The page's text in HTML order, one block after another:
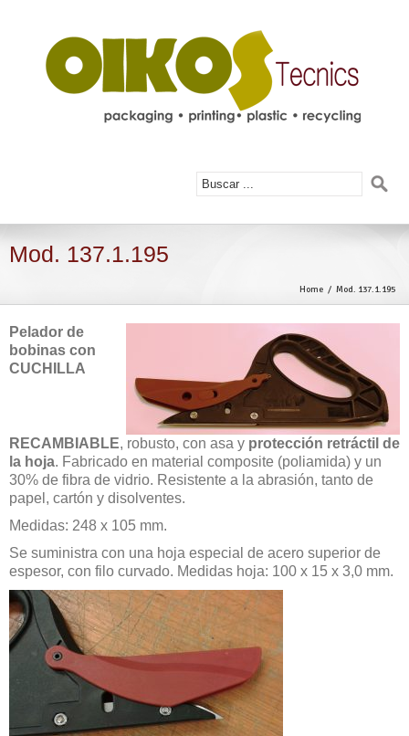
Mod. 137.1.195
Home Mod. 137.1.195
Pelador de
bobinas con
CUCHILLA
RECAMBIABLE, robusto, con asa y protección retráctil de
la hoja. Fabricado en material composite (poliamida) y un
30% de fibra de vidrio. Resistente a la abrasión, tanto de
papel, cartón y disolventes.
Medidas: 248 x 105 mm.
Se suministra con una hoja especial de acero superior de
espesor, con filo curvado. Medidas hoja: 100 x 15 x 3,0 mm.